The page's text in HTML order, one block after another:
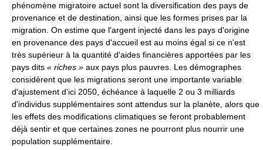
phénomène migratoire actuel sont la diversification des pays de
provenance et de destination, ainsi que les formes prises par la
migration. On estime que l'argent injecté dans les pays d'origine
en provenance des pays d'accueil est au moins égal si ce n'est
très supérieur à la quantité d'aides financières apportées par les
pays dits « riches » aux pays plus pauvres. Les démographes
considèrent que les migrations seront une importante variable
d'ajustement d'ici 2050, échéance à laquelle 2 ou 3 milliards
d'individus supplémentaires sont attendus sur la planète, alors que
les effets des modifications climatiques se feront probablement
déjà sentir et que certaines zones ne pourront plus nourrir une
population supplémentaire.